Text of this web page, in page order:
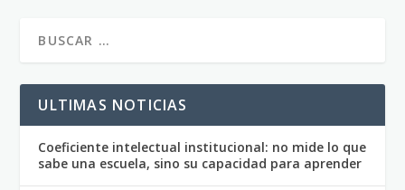
ULTIMAS NOTICIAS
Coeficiente intelectual institucional: no mide lo que
sabe una escuela, sino su capacidad para aprender